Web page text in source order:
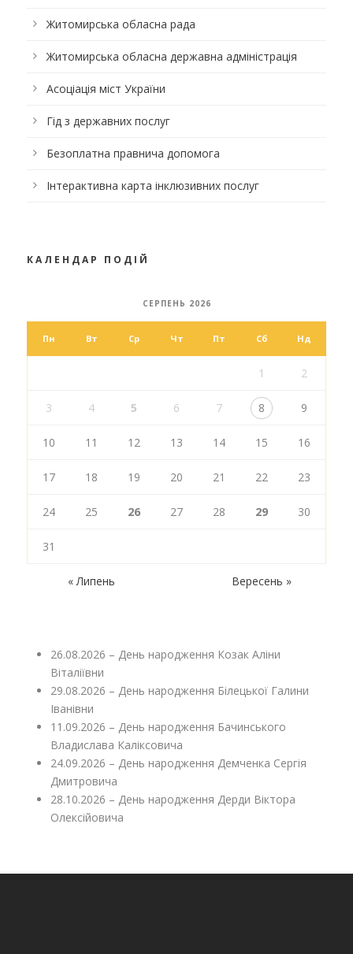
Житомирська обласна рада
Житомирська обласна державна адміністрація
Асоціація міст України
Гід з державних послуг
Безоплатна правнича допомога
Інтерактивна карта інклюзивних послуг
КАЛЕНДАР ПОДІЙ
СЕРПЕНЬ 2026
Пн Вт Ср Чт Пт Сб Нд
1 2
3 4 5 6 7 8 9
10 11 12 13 14 15 16
17 18 19 20 21 22 23
24 25 26 27 28 29 30
31
« Липень Вересень »
26.08.2026 – День народження Козак Аліни
Віталіївни
29.08.2026 – День народження Білецької Галини
Іванівни
11.09.2026 – День народження Бачинського
Владислава Каліксовича
24.09.2026 – День народження Демченка Сергія
Дмитровича
28.10.2026 – День народження Дерди Віктора
Олексійовича